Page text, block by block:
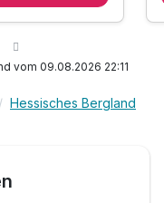
in Nordhessen
und Dinge,
vom 09.08.2026 22:11
Hessisches Bergland